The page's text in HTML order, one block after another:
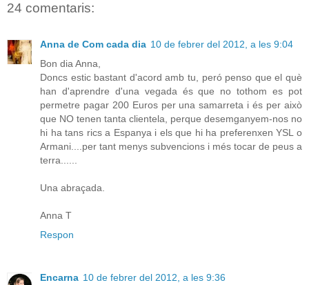
24 comentaris:
Anna de Com cada dia 10 de febrer del 2012, a les 9:04
Bon dia Anna,
Doncs estic bastant d'acord amb tu, peró penso que el què
han d'aprendre d'una vegada és que no tothom es pot
permetre pagar 200 Euros per una samarreta i és per això
que NO tenen tanta clientela, perque desemganyem-nos no
hi ha tans rics a Espanya i els que hi ha preferenxen YSL o
Armani....per tant menys subvencions i més tocar de peus a
terra......
Una abraçada.
Anna T
Respon
Encarna 10 de febrer del 2012, a les 9:36